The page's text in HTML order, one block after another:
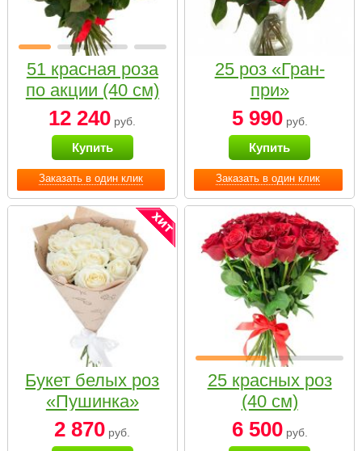
Заказать в один клик
51 красная роза
по акции (40 см)
12 240 руб.
Купить
Заказать в один клик
25 роз «Гран-
при»
5 990руб.
Купить
Букет белых роз
«Пушинка»
2 870 руб.
25 красных роз
(40 см)
6 500руб.